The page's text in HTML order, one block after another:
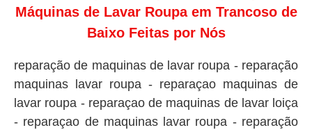
Máquinas de Lavar Roupa em Trancoso de
Baixo Feitas por Nós
reparação de maquinas de lavar roupa - reparação
maquinas lavar roupa - reparaçao maquinas de
lavar roupa - reparaçao de maquinas de lavar loiça
- reparaçao de maquinas lavar roupa - reparação